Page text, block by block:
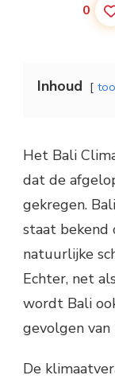
0
Inhoud
Het Bali
dat de
gekregen.
staat bekend
natuurlijke
Echter, net
wordt Bali
gevolgen
De